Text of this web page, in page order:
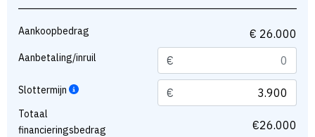
Elektrisch
100.551 KM
Financier vanaf €420 p/mnd
Mede mogelijk gemaakt door:
Aankoopbedrag
Aanbetaling/inruil €
Slottermijn €
Totaal
financieringsbedrag